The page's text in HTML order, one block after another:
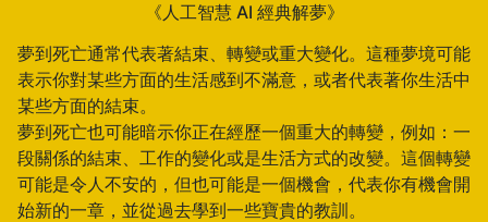
《人工智慧 AI 經典解夢》
夢到死亡通常代表著結束、轉變或重大變化。這種夢境可能
表示你對某些方面的生活感到不滿意，或者代表著你生活中
某些方面的結束。
夢到死亡也可能暗示你正在經歷一個重大的轉變，例如：一
段關係的結束、工作的變化或是生活方式的改變。這個轉變
可能是令人不安的，但也可能是一個機會，代表你有機會開
始新的一章，並從過去學到一些寶貴的教訓。